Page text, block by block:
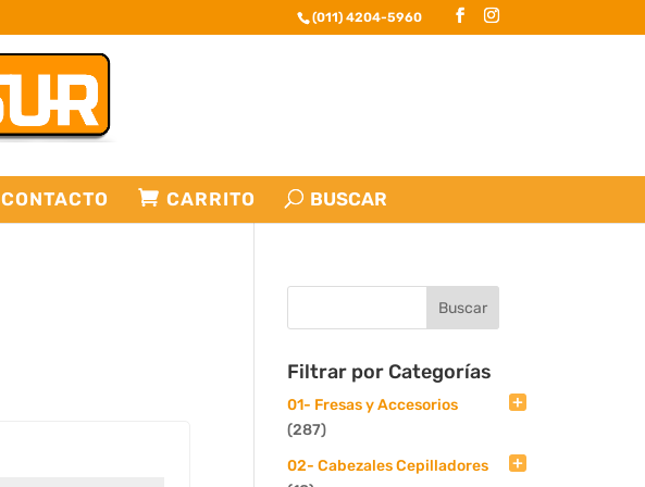
(011) 4204-5960
CONTACTO CARRITO
Filtrar por Categorías
01- Fresas y Accesorios
(287)
02- Cabezales Cepilladores